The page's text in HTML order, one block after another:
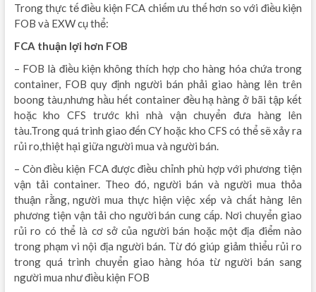
Trong thực tế điều kiện FCA chiếm ưu thế hơn so với điều kiện
FOB và EXW cụ thể:
FCA thuận lợi hơn FOB
– FOB là điều kiện không thích hợp cho hàng hóa chứa trong
container, FOB quy định người bán phải giao hàng lên trên
boong tàu,nhưng hầu hết container đều hạ hàng ở bãi tập kết
hoặc kho CFS trước khi nhà vận chuyển đưa hàng lên
tàu.Trong quá trình giao đến CY hoặc kho CFS có thể sẽ xảy ra
rủi ro,thiệt hại giữa người mua và người bán.
– Còn điều kiện FCA được điều chỉnh phù hợp với phương tiện
vận tải container. Theo đó, người bán và người mua thỏa
thuận rằng, người mua thực hiện việc xếp và chất hàng lên
phương tiện vận tải cho người bán cung cấp. Nơi chuyển giao
rủi ro có thể là cơ sở của người bán hoặc một địa điểm nào
trong phạm vi nội địa người bán. Từ đó giúp giảm thiểu rủi ro
trong quá trình chuyển giao hàng hóa từ người bán sang
người mua như điều kiện FOB